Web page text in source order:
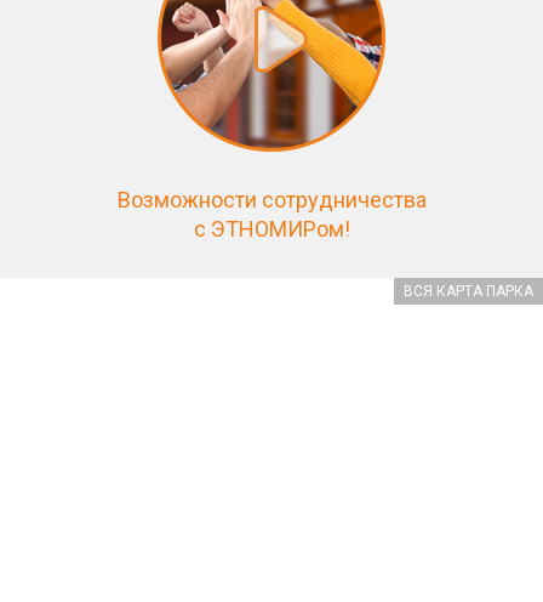
Возможности сотрудничества
с ЭТНОМИРом!
ВСЯ КАРТА ПАРКА